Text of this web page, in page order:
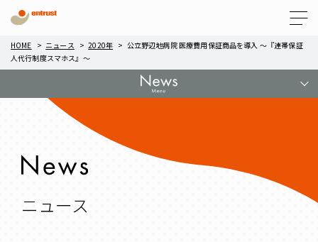
HOME ニュース 2020年
公立野辺地病院 医療費用保証商品を導入 ～『連帯保証
人代行制度スマホス』～
ニュース